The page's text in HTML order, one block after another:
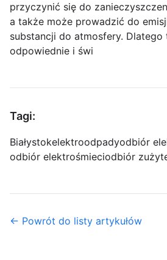
przyczynić się do
a także może prowadzić do
substancji do atmosfery. Dlatego
odpowiednie i świ
Tagi:
Białystokelektroodpadyodbiór
odbiór elektrośmieciodbiór
← Powrót do listy artykułów